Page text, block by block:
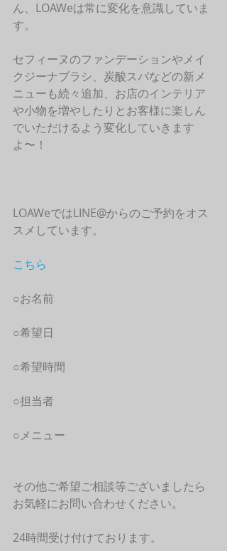
ん、LOAWeは常に変化を意識していま
す。
セフィーヌのファンデーションやメイ
クジーナブラシ、炭酸スパなどの新メ
ニューも続々追加、お店のインテリア
や小物を増やしたりとお客様に楽しん
でいただけるよう変化していきます
よ〜！
LOAWeではLINE@からのご予約をオス
スメしています。
こちら
○お名前
○希望日
○希望時間
○担当者
○メニュー
その他ご希望ご相談等ございましたら
お気軽にお問い合わせください。
24時間受け付けております。